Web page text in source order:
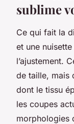
sublime
Ce qui fait la
et une
l’ajustement.
de taille, mais
dont le tissu
les coupes
morphologies